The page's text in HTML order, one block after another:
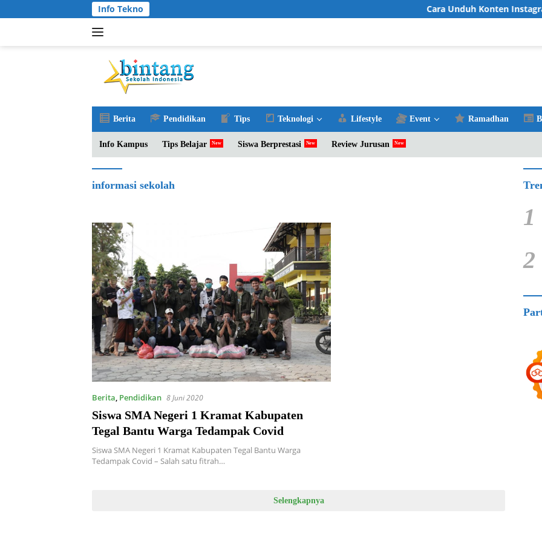
ke
Info Tekno Cara Unduh Konten
Berita Pendidikan Tips Teknologi Lifestyle Event Ramadhan
Info Kampus Tips Belajar Siswa Berprestasi Review Jurusan
informasi sekolah
Berita, Pendidikan 8 Juni 2020
Siswa SMA Negeri 1 Kramat Kabupaten
Tegal Bantu Warga Tedampak Covid
Siswa SMA Negeri 1 Kramat Kabupaten Tegal Bantu Warga
Tedampak Covid – Salah satu fitrah…
Selengkapnya
1
2